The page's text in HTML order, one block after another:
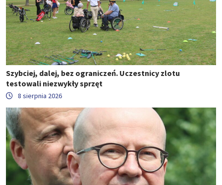
Szybciej, dalej, bez ograniczeń. Uczestnicy zlotu
testowali niezwykły sprzęt
8 sierpnia 2026